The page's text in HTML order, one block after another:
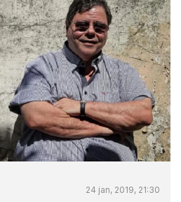
24 jan, 2019, 21:30